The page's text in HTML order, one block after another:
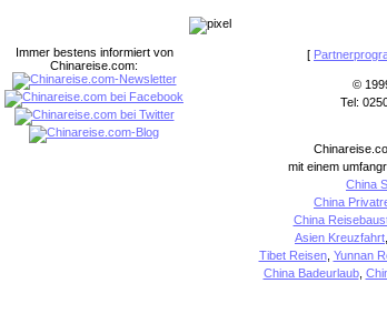
[
©
Tel:
mit einem
China
China
China
Asien Kreuzfahrt
Tibet Reisen, Yunnan
China Badeurlaub,
Immer bestens informiert von
Chinareise.com: